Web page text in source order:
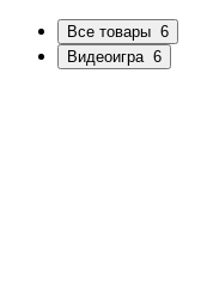
Все товары 6
Видеоигра 6